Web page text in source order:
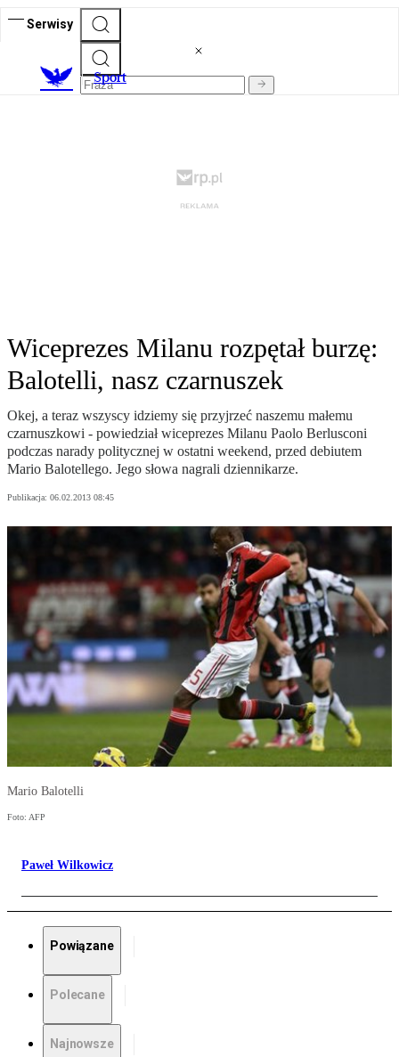
Serwisy
Sport
Wiceprezes Milanu rozpętał burzę:
Balotelli, nasz czarnuszek
Okej, a teraz wszyscy idziemy się przyjrzeć naszemu małemu
czarnuszkowi - powiedział wiceprezes Milanu Paolo Berlusconi
podczas narady politycznej w ostatni weekend, przed debiutem
Mario Balotellego. Jego słowa nagrali dziennikarze.
Publikacja: 06.02.2013 08:45
Mario Balotelli
Foto: AFP
Paweł Wilkowicz
Powiązane
Polecane
Najnowsze